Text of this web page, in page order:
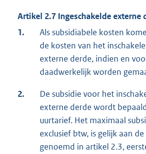
Artikel 2.7 Ingeschakelde externe
1.
Als subsidiabele kosten
de kosten van het
externe derde, indien en
daadwerkelijk worden
2.
De subsidie voor het
externe derde wordt
uurtarief. Het maximaal
exclusief btw, is gelijk aan
genoemd in artikel 2.3,